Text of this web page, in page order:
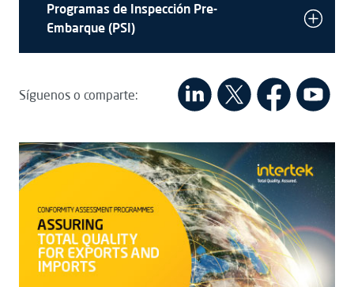
Programas de Inspección Pre-
Embarque (PSI)
Síguenos o comparte: